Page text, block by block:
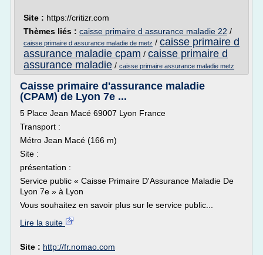
Site : https://critizr.com
Thèmes liés : caisse primaire d assurance maladie 22 /
caisse primaire d assurance maladie de metz / caisse primaire d
assurance maladie cpam / caisse primaire d
assurance maladie / caisse primaire assurance maladie metz
Caisse primaire d'assurance maladie
(CPAM) de Lyon 7e ...
5 Place Jean Macé 69007 Lyon France
Transport :
Métro Jean Macé (166 m)
Site :
présentation :
Service public « Caisse Primaire D'Assurance Maladie De
Lyon 7e » à Lyon
Vous souhaitez en savoir plus sur le service public...
Lire la suite
Site : http://fr.nomao.com